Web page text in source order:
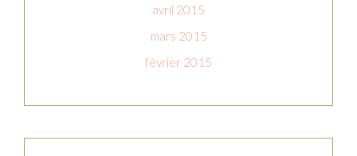
avril 2015
mars 2015
février 2015